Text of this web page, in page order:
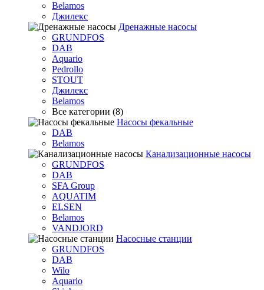
Belamos
Джилекс
Дренажные насосы
GRUNDFOS
DAB
Aquario
Pedrollo
STOUT
Джилекс
Belamos
Все категории (8)
Насосы фекальные
DAB
Belamos
Канализационные насосы
GRUNDFOS
DAB
SFA Group
AQUATIM
ELSEN
Belamos
VANDJORD
Насосные станции
GRUNDFOS
DAB
Wilo
Aquario